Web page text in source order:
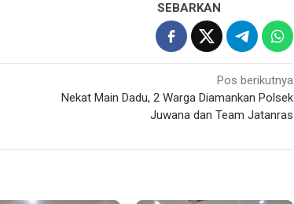
SEBARKAN
Pos berikutnya
Nekat Main Dadu, 2 Warga Diamankan Polsek
Juwana dan Team Jatanras